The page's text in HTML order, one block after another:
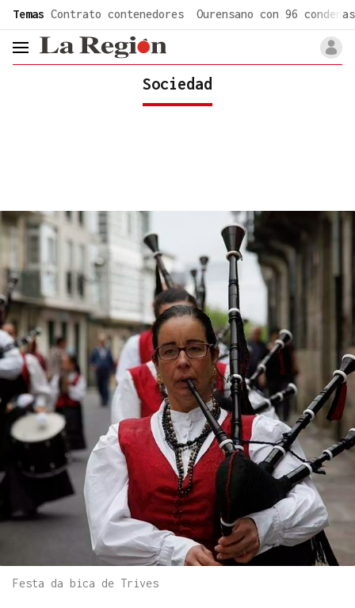
Temas Contrato contenedores Ourensano con 96 condenas
header.menu.open
Sociedad
Festa da bica de Trives